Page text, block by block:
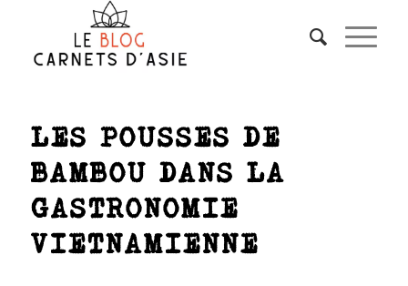
LES POUSSES DE
BAMBOU DANS LA
GASTRONOMIE
VIETNAMIENNE